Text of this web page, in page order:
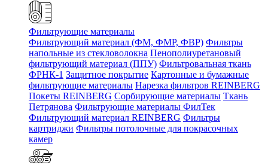
Фильтрующие материалы
Фильтрующий материал (ФМ, ФМР, ФВР) Фильтры
напольные из стекловолокна Пенополиуретановый
фильтрующий материал (ППУ) Фильтровальная ткань
ФРНК-1 Защитное покрытие Картонные и бумажные
фильтрующие материалы Нарезка фильтров REINBERG
Покеты REINBERG Сорбирующие материалы Ткань
Петрянова Фильтрующие материалы ФилТек
Фильтрующий материал REINBERG Фильтры
картриджи Фильтры потолочные для покрасочных
камер